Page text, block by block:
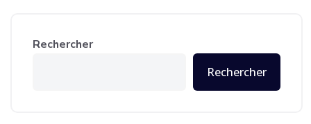
Rechercher
Rechercher